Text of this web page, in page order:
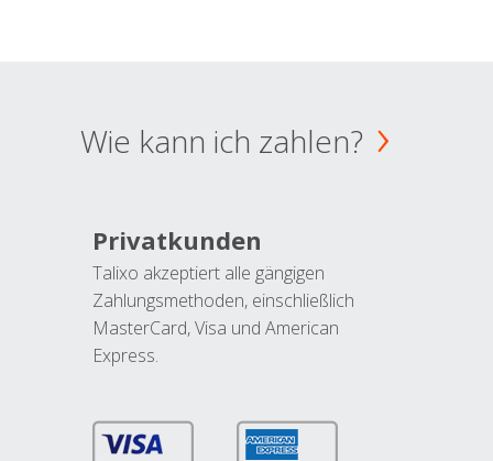
Wie kann ich zahlen?
Privatkunden
Talixo akzeptiert alle gängigen
Zahlungsmethoden, einschließlich
MasterCard, Visa und American
Express.